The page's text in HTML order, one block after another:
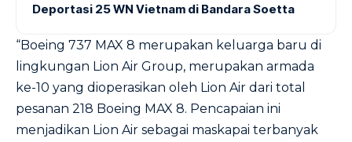
Deportasi 25 WN Vietnam di Bandara Soetta
“Boeing 737 MAX 8 merupakan keluarga baru di
lingkungan Lion Air Group, merupakan armada
ke-10 yang dioperasikan oleh Lion Air dari total
pesanan 218 Boeing MAX 8. Pencapaian ini
menjadikan Lion Air sebagai maskapai terbanyak